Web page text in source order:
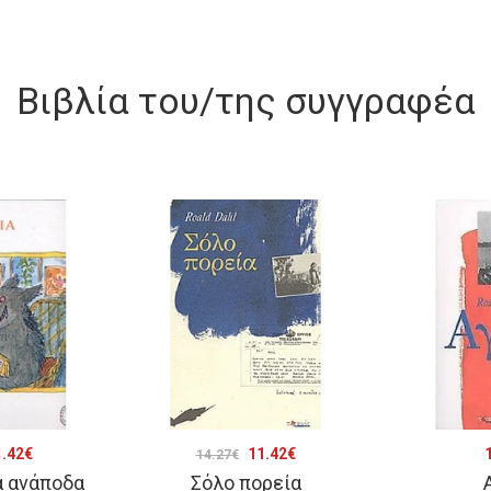
Βιβλία του/της συγγραφέα
ανάποδα
€Η
τρέχουσα
Σόλο πορεία
14.27€
Original
price
11.42€Η
τρέχουσα